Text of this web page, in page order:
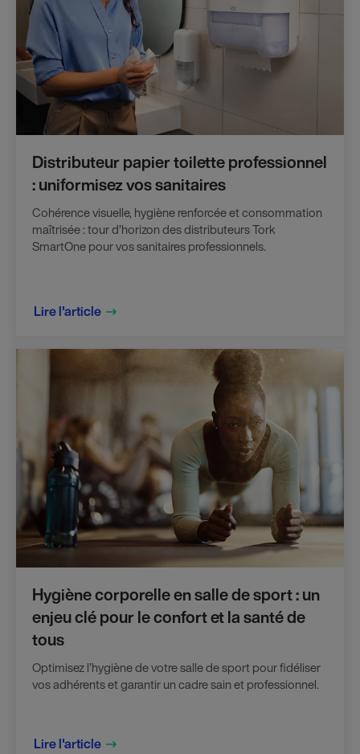
Distributeur papier toilette professionnel
: uniformisez vos sanitaires
Cohérence visuelle, hygiène renforcée et consommation
maîtrisée : tour d’horizon des distributeurs Tork
SmartOne pour vos sanitaires professionnels.
Lire l'article
Hygiène corporelle en salle de sport : un
enjeu clé pour le confort et la santé de
tous
Optimisez l’hygiène de votre salle de sport pour fidéliser
vos adhérents et garantir un cadre sain et professionnel.
Lire l'article